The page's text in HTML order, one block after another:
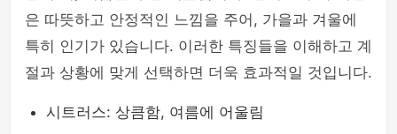
은 따뜻하고 안정적인 느낌을 주어, 가을과 겨울에
특히 인기가 있습니다. 이러한 특징들을 이해하고 계
절과 상황에 맞게 선택하면 더욱 효과적일 것입니다.
시트러스: 상큼함, 여름에 어울림